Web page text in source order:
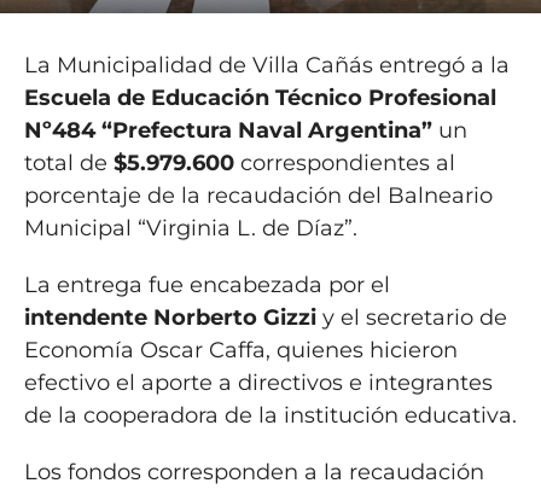
La Municipalidad de Villa Cañás entregó a la
Escuela de Educación Técnico Profesional
Nº484 “Prefectura Naval Argentina”un
total de $5.979.600correspondientes al
porcentaje de la recaudación del Balneario
Municipal “Virginia L. de Díaz”.
La entrega fue encabezada por el
intendente Norberto Gizziy el secretario de
Economía Oscar Caffa, quienes hicieron
efectivo el aporte a directivos e integrantes
de la cooperadora de la institución educativa.
Los fondos corresponden a la recaudación